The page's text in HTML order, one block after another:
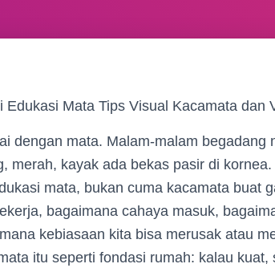
Edukasi Mata Tips Visual Kacamata dan
dengan mata. Malam-malam begadang
merah, kayak ada bekas pasir di
mata, bukan cuma kacamata buat
bagaimana cahaya masuk,
kebiasaan kita bisa merusak atau
itu seperti fondasi rumah: kalau